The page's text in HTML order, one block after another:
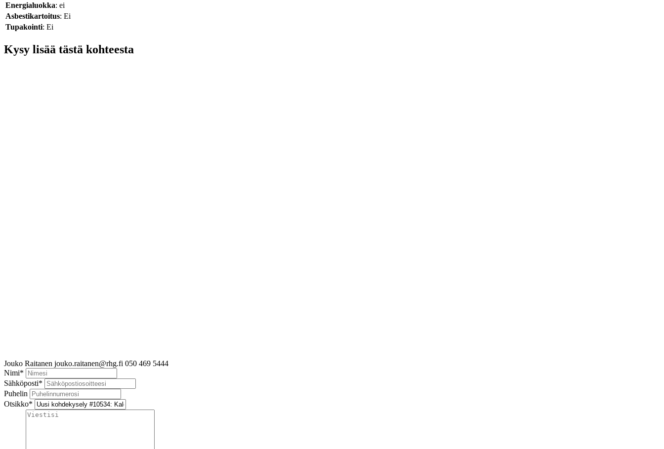
Energialuokka: ei
Asbestikartoitus: Ei
Tupakointi: Ei
Kysy lisää tästä kohteesta
Jouko Raitanen jouko.raitanen@rhg.fi 050 469 5444
Nimi*
Sähköposti*
Puhelin
Otsikko*